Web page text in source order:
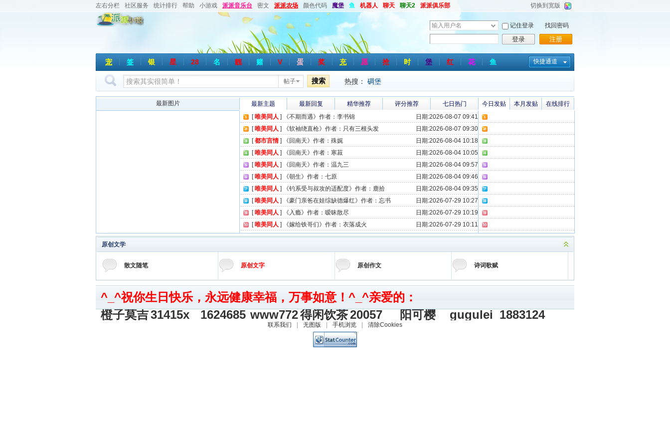
切换到宽版
左右分栏 社区服务 统计排行 帮助 小游戏 派派音乐台 密文 派派农场 颜色代码 魔堡 鱼 机器人 聊天 聊天2 派派俱乐部
用
户
名
记住登录
登录
找回密码
注册
快捷通道
宠 签 银 星 28 名 靓 赌 V 蛋 奖 充 愿 抢 时 堡 红 花 鱼
帖子 搜索 热搜： 碉堡
最新图片 最新主题 最新回复 精华推荐 评分推荐 七日热门 今日发贴 本月发贴
在线排行
日期:2026-08-07 09:41
[唯美同人 ]
《不期而遇》作者：李书锦
日期:2026-08-07 09:30
[唯美同人 ]
《软袖绕直枪》作者：只有三根头发
日期:2026-08-04 10:18
[都市言情]
《回南天》作者：殊娓
日期:2026-08-04 10:05
[唯美同人 ]
《回南天》作者：寒菽
日期:2026-08-04 09:57
[唯美同人 ]
《回南天》作者：温九三
日期:2026-08-04 09:46
[唯美同人 ]
《朝生》作者：七原
日期:2026-08-04 09:35
[唯美同人 ]
《钓系受与叔攻的适配度》作者：鹿拾
日期:2026-07-29 10:27
[唯美同人 ]
《豪门亲爸在娃综缺德爆红》作者：忘书
日期:2026-07-29 10:19
[唯美同人 ]
《入瘾》作者：暧昧散尽
日期:2026-07-29 10:11
[唯美同人 ] 《嫁给铁哥们》作者：衣落成火
原创文学
散文随笔 原创文字 原创作文 诗词歌赋
^_^祝你生日快乐，永远健康幸福，万事如意！^_^亲爱的：
橙子莫吉31415x
1624685 www772
585612
得闲饮茶20057 阳可樱
gugulei 1883124
联系我们 无图版 手机浏览 清除Cookies